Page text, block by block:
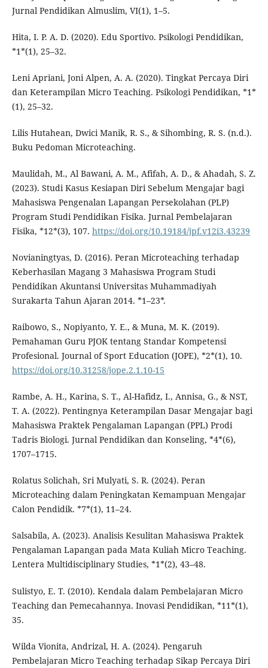
Jurnal Pendidikan Almuslim, VI(1), 1–5.
Hita, I. P. A. D. (2020). Edu Sportivo. Psikologi Pendidikan,
*1*(1), 25–32.
Leni Apriani, Joni Alpen, A. A. (2020). Tingkat Percaya Diri
dan Keterampilan Micro Teaching. Psikologi Pendidikan, *1*
(1), 25–32.
Lilis Hutahean, Dwici Manik, R. S., & Sihombing, R. S. (n.d.).
Buku Pedoman Microteaching.
Maulidah, M., Al Bawani, A. M., Afifah, A. D., & Ahadah, S. Z.
(2023). Studi Kasus Kesiapan Diri Sebelum Mengajar bagi
Mahasiswa Pengenalan Lapangan Persekolahan (PLP)
Program Studi Pendidikan Fisika. Jurnal Pembelajaran
Fisika, *12*(3), 107. https://doi.org/10.19184/jpf.v12i3.43239
Novianingtyas, D. (2016). Peran Microteaching terhadap
Keberhasilan Magang 3 Mahasiswa Program Studi
Pendidikan Akuntansi Universitas Muhammadiyah
Surakarta Tahun Ajaran 2014. *1–23*.
Raibowo, S., Nopiyanto, Y. E., & Muna, M. K. (2019).
Pemahaman Guru PJOK tentang Standar Kompetensi
Profesional. Journal of Sport Education (JOPE), *2*(1), 10.
https://doi.org/10.31258/jope.2.1.10-15
Rambe, A. H., Karina, S. T., Al-Hafidz, I., Annisa, G., & NST,
T. A. (2022). Pentingnya Keterampilan Dasar Mengajar bagi
Mahasiswa Praktek Pengalaman Lapangan (PPL) Prodi
Tadris Biologi. Jurnal Pendidikan dan Konseling, *4*(6),
1707–1715.
Rolatus Solichah, Sri Mulyati, S. R. (2024). Peran
Microteaching dalam Peningkatan Kemampuan Mengajar
Calon Pendidik. *7*(1), 11–24.
Salsabila, A. (2023). Analisis Kesulitan Mahasiswa Praktek
Pengalaman Lapangan pada Mata Kuliah Micro Teaching.
Lentera Multidisciplinary Studies, *1*(2), 43–48.
Sulistyo, E. T. (2010). Kendala dalam Pembelajaran Micro
Teaching dan Pemecahannya. Inovasi Pendidikan, *11*(1),
35.
Wilda Vionita, Andrizal, H. A. (2024). Pengaruh
Pembelajaran Micro Teaching terhadap Sikap Percaya Diri